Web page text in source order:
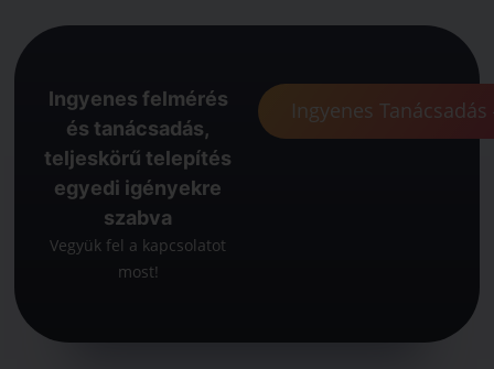
Ingyenes felmérés
és tanácsadás,
teljeskörű telepítés
egyedi igényekre
szabva
Vegyük fel a kapcsolatot
most!
Ingyenes Tanácsadás